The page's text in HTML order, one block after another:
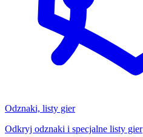
Odznaki, listy gier
Odkryj odznaki i specjalne listy gier